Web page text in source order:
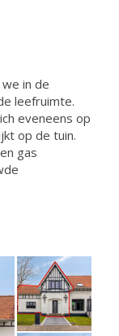
in de
leefruimte.
eveneens op
op de tuin.
gas